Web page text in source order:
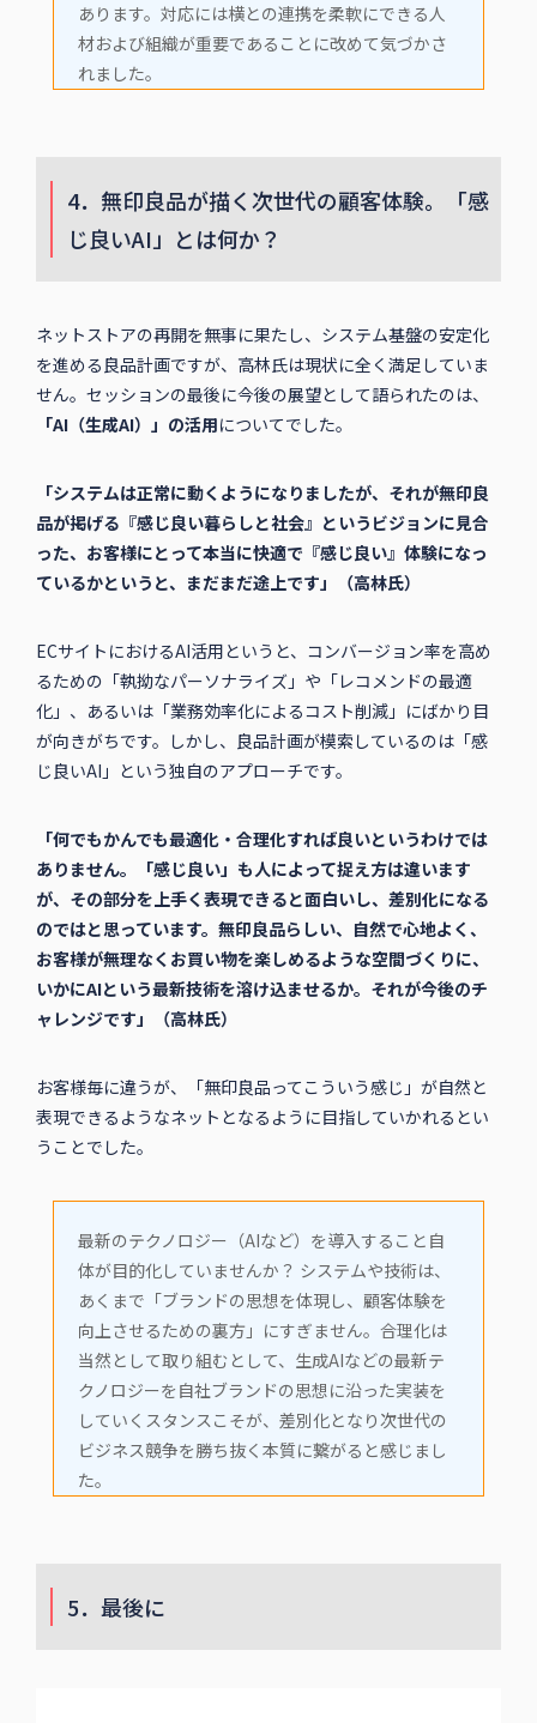
あります。対応には横との連携を柔軟にできる人
材および組織が重要であることに改めて気づかさ
れました。
4．無印良品が描く次世代の顧客体験。「感
じ良いAI」とは何か？
ネットストアの再開を無事に果たし、システム基盤の安定化
を進める良品計画ですが、高林氏は現状に全く満足していま
せん。セッションの最後に今後の展望として語られたのは、
「AI（生成AI）」の活用についてでした。
「システムは正常に動くようになりましたが、それが無印良
品が掲げる『感じ良い暮らしと社会』というビジョンに見合
った、お客様にとって本当に快適で『感じ良い』体験になっ
ているかというと、まだまだ途上です」（高林氏）
ECサイトにおけるAI活用というと、コンバージョン率を高め
るための「執拗なパーソナライズ」や「レコメンドの最適
化」、あるいは「業務効率化によるコスト削減」にばかり目
が向きがちです。しかし、良品計画が模索しているのは「感
じ良いAI」という独自のアプローチです。
「何でもかんでも最適化・合理化すれば良いというわけでは
ありません。「感じ良い」も人によって捉え方は違います
が、その部分を上手く表現できると面白いし、差別化になる
のではと思っています。無印良品らしい、自然で心地よく、
お客様が無理なくお買い物を楽しめるような空間づくりに、
いかにAIという最新技術を溶け込ませるか。それが今後のチ
ャレンジです」（高林氏）
お客様毎に違うが、「無印良品ってこういう感じ」が自然と
表現できるようなネットとなるように目指していかれるとい
うことでした。
最新のテクノロジー（AIなど）を導入すること自
体が目的化していませんか？ システムや技術は、
あくまで「ブランドの思想を体現し、顧客体験を
向上させるための裏方」にすぎません。合理化は
当然として取り組むとして、生成AIなどの最新テ
クノロジーを自社ブランドの思想に沿った実装を
していくスタンスこそが、差別化となり次世代の
ビジネス競争を勝ち抜く本質に繋がると感じまし
た。
5．最後に